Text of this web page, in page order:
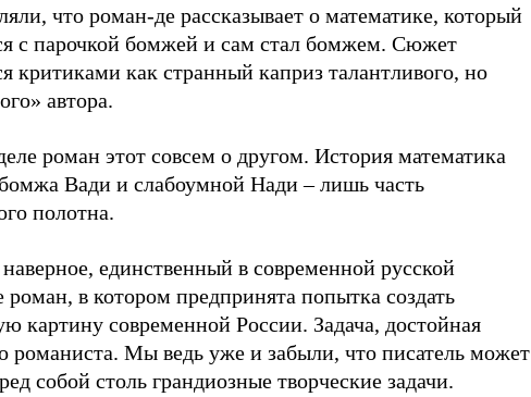
что роман-де рассказывает о математике, который
с парочкой бомжей и сам стал бомжем. Сюжет
критиками как странный каприз талантливого, но
автора.
роман этот совсем о другом. История математика
Вади и слабоумной Нади – лишь часть
полотна.
единственный в современной русской
роман, в котором предпринята попытка создать
картину современной России. Задача, достойная
романиста. Мы ведь уже и забыли, что писатель может
собой столь грандиозные творческие задачи.